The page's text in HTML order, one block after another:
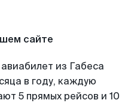
сайте
из Габеса
в году, каждую
5 прямых рейсов и 10